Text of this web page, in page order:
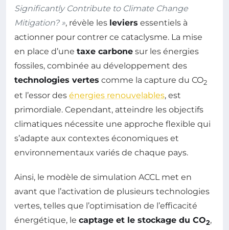
Significantly Contribute to Climate Change
Mitigation? », révèle les leviers essentiels à
actionner pour contrer ce cataclysme. La mise
en place d’une taxe carbone sur les énergies
fossiles, combinée au développement des
technologies vertes comme la capture du CO2
et l’essor des énergies renouvelables, est
primordiale. Cependant, atteindre les objectifs
climatiques nécessite une approche flexible qui
s’adapte aux contextes économiques et
environnementaux variés de chaque pays.
Ainsi, le modèle de simulation ACCL met en
avant que l’activation de plusieurs technologies
vertes, telles que l’optimisation de l’efficacité
énergétique, le captage et le stockage du CO2,